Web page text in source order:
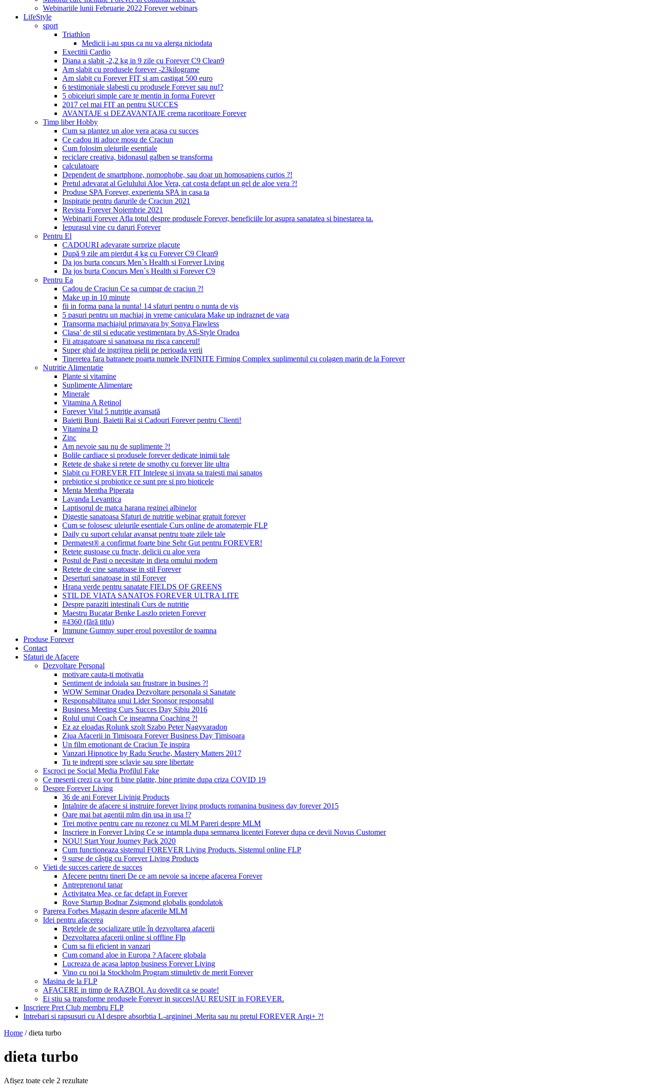
Webinariile lunii Februarie 2022 Forever webinars
LifeStyle
sport
Triathlon
Medicii i-au spus ca nu va alerga niciodata
Exectitii Cardio
Diana a slabit -2,2 kg in 9 zile cu Forever C9 Clean9
Am slabit cu produsele forever -23kilograme
Am slabit cu Forever FIT si am castigat 500 euro
6 testimoniale slabesti cu produsele Forever sau nu!?
5 obiceiuri simple care te mentin in forma Forever
2017 cel mai FIT an pentru SUCCES
AVANTAJE si DEZAVANTAJE crema racoritoare Forever
Timp liber Hobby
Cum sa plantez un aloe vera acasa cu succes
Ce cadou iti aduce mosu de Craciun
Cum folosim uleiurile esentiale
reciclare creativa, bidonasul galben se transforma
calculatoare
Dependent de smartphone, nomophobe, sau doar un homosapiens curios ?!
Pretul adevarat al Gelulului Aloe Vera, cat costa defapt un gel de aloe vera ?!
Produse SPA Forever, experienta SPA in casa ta
Inspiratie pentru darurile de Craciun 2021
Revista Forever Noiembrie 2021
Webinarii Forever Afla totul despre produsele Forever, beneficiile lor asupra sanatatea si binestarea ta.
Iepurasul vine cu daruri Forever
Pentru El
CADOURI adevarate surprize placute
După 9 zile am pierdut 4 kg cu Forever C9 Clean9
Da jos burta concurs Men`s Health si Forever Living
Da jos burta Concurs Men`s Health si Forever C9
Pentru Ea
Cadou de Craciun Ce sa cumpar de craciun ?!
Make up in 10 minute
fii in forma pana la nunta! 14 sfaturi pentru o nunta de vis
5 pasuri pentru un machiaj in vreme caniculara Make up indraznet de vara
Transorma machiajul primavara by Sonya Flawless
Clasa’ de stil si educatie vestimentara by AS-Style Oradea
Fii atragatoare si sanatoasa nu risca cancerul!
Super ghid de ingrijrea pielii pe perioada verii
Tineretea fara batranete poarta numele INFINITE Firming Complex suplimentul cu colagen marin de la Forever
Nutritie Alimentatie
Plante si vitamine
Suplimente Alimentare
Minerale
Vitamina A Retinol
Forever Vital 5 nutriţie avansată
Baietii Buni, Baietii Rai si Cadouri Forever pentru Clienti!
Vitamina D
Zinc
Am nevoie sau nu de suplimente ?!
Bolile cardiace si produsele forever dedicate inimii tale
Retete de shake si retete de smothy cu forever lite ultra
Slabit cu FOREVER FIT Intelege si invata sa traiesti mai sanatos
prebiotice si probiotice ce sunt pre si pro bioticele
Menta Mentha Piperata
Lavanda Levantica
Laptisorul de matca harana reginei albinelor
Digestie sanatoasa Sfaturi de nutritie webinar gratuit forever
Cum se folosesc uleiurile esentiale Curs online de aromaterpie FLP
Daily cu suport celular avansat pentru toate zilele tale
Dermatest® a confirmat foarte bine Sehr Gut pentru FOREVER!
Retete gustoase cu fructe, delicii cu aloe vera
Postul de Pasti o necesitate in dieta omului modern
Retete de cine sanatoase in stil Forever
Deserturi sanatoase in stil Forever
Hrana verde pentru sanatate FIELDS OF GREENS
STIL DE VIATA SANATOS FOREVER ULTRA LITE
Despre paraziti intestinali Curs de nutritie
Maestru Bucatar Benke Laszlo prieten Forever
#4360 (fără titlu)
Immune Gummy super eroul povestilor de toamna
Produse Forever
Contact
Sfaturi de Afacere
Dezvoltare Personal
motivare cauta-ti motivatia
Sentiment de indoiala sau frustrare in busines ?!
WOW Seminar Oradea Dezvoltare personala si Sanatate
Responsabilitatea unui Lider Sponsor responsabil
Business Meeting Curs Succes Day Sibiu 2016
Rolul unui Coach Ce inseamna Coaching ?!
Ez az eloadas Rolunk szolt Szabo Peter Nagyvaradon
Ziua Afacerii in Timisoara Forever Business Day Timisoara
Un film emotionant de Craciun Te inspira
Vanzari Hipnotice by Radu Seuche, Mastery Matters 2017
Tu te indrepti spre sclavie sau spre libertate
Escroci pe Social Media Profilul Fake
Ce meserii crezi ca vor fi bine platite, bine primite dupa criza COVID 19
Despre Forever Living
36 de ani Forever Livinig Products
Intalnire de afacere si instruire forever living products romanina business day forever 2015
Oare mai bat agentii mlm din usa in usa !?
Trei motive pentru care nu rezonez cu MLM Pareri despre MLM
Inscriere in Forever Living Ce se intampla dupa semnarea licentei Forever dupa ce devii Novus Customer
NOU! Start Your Journey Pack 2020
Cum functioneaza sistemul FOREVER Living Products. Sistemul online FLP
9 surse de câștig cu Forever Living Products
Vieti de succes cariere de succes
Afecere pentru tineri De ce am nevoie sa incepe afacerea Forever
Antreprenorul tanar
Activitatea Mea, ce fac defapt in Forever
Rove Startup Bodnar Zsigmond globalis gondolatok
Parerea Forbes Magazin despre afacerile MLM
Idei pentru afacerea
Reţelele de socializare utile în dezvoltarea afacerii
Dezvoltarea afacerii online si offline Flp
Cum sa fii eficient in vanzari
Cum comand aloe in Europa ? Afacere globala
Lucreaza de acasa laptop business Forever Living
Vino cu noi la Stockholm Program stimuletiv de merit Forever
Masina de la FLP
AFACERE in timp de RAZBOI. Au dovedit ca se poate!
Ei stiu sa transforme produsele Forever in succes!AU REUSIT in FOREVER.
Inscriere Pret Club membru FLP
Intrebari si rapsusuri cu AI despre absorbtia L-argininei .Merita sau nu pretul FOREVER Argi+ ?!
Home / dieta turbo
dieta turbo
Afișez toate cele 2 rezultate